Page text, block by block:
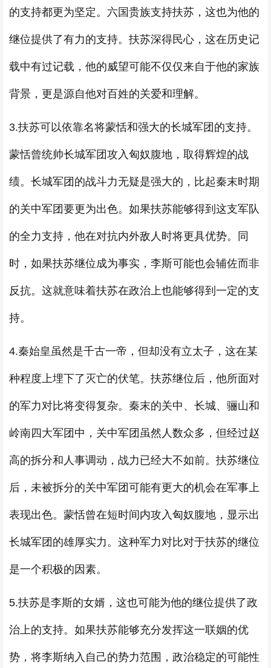
的支持都更为坚定。六国贵族支持扶苏，这也为他的
继位提供了有力的支持。扶苏深得民心，这在历史记
载中有过记载，他的威望可能不仅仅来自于他的家族
背景，更是源自他对百姓的关爱和理解。
3.扶苏可以依靠名将蒙恬和强大的长城军团的支持。
蒙恬曾统帅长城军团攻入匈奴腹地，取得辉煌的战
绩。长城军团的战斗力无疑是强大的，比起秦末时期
的关中军团要更为出色。如果扶苏能够得到这支军队
的全力支持，他在对抗内外敌人时将更具优势。同
时，如果扶苏继位成为事实，李斯可能也会辅佐而非
反抗。这就意味着扶苏在政治上也能够得到一定的支
持。
4.秦始皇虽然是千古一帝，但却没有立太子，这在某
种程度上埋下了灭亡的伏笔。扶苏继位后，他所面对
的军力对比将变得复杂。秦末的关中、长城、骊山和
岭南四大军团中，关中军团虽然人数众多，但经过赵
高的拆分和人事调动，战力已经大不如前。扶苏继位
后，未被拆分的关中军团可能有更大的机会在军事上
表现出色。蒙恬曾在短时间内攻入匈奴腹地，显示出
长城军团的雄厚实力。这种军力对比对于扶苏的继位
是一个积极的因素。
5.扶苏是李斯的女婿，这也可能为他的继位提供了政
治上的支持。如果扶苏能够充分发挥这一联姻的优
势，将李斯纳入自己的势力范围，政治稳定的可能性